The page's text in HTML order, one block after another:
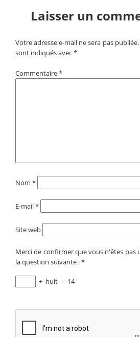
Laisser un
Votre adresse e-mail ne sera pas publiée.
sont indiqués avec*
Commentaire*
Nom *
E-mail*
Site web
Merci de confirmer que vous n'êtes
la question suivante :*
+ huit = 14